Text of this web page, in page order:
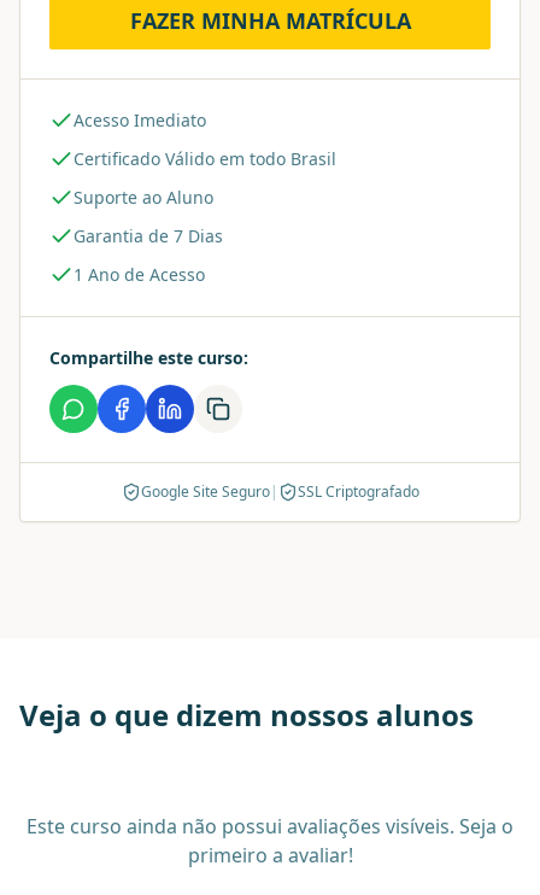
FAZER MINHA MATRÍCULA
Acesso Imediato
Certificado Válido em todo Brasil
Suporte ao Aluno
Garantia de 7 Dias
1 Ano de Acesso
Compartilhe este curso:
Google Site Seguro| SSL Criptografado
Veja o que dizem nossos alunos
Este curso ainda não possui avaliações visíveis. Seja o
primeiro a avaliar!